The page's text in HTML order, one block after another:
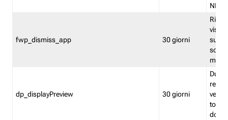
NL
fwp_dismiss_app 30 giorni
visto
dp_displayPreview 30 giorni
torna
dopo